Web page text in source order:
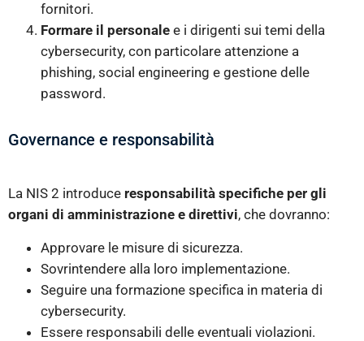
fornitori.
Formare il personale e i dirigenti sui temi della
cybersecurity, con particolare attenzione a
phishing, social engineering e gestione delle
password.
Governance e responsabilità
La NIS 2 introduce responsabilità specifiche per gli
organi di amministrazione e direttivi, che dovranno:
Approvare le misure di sicurezza.
Sovrintendere alla loro implementazione.
Seguire una formazione specifica in materia di
cybersecurity.
Essere responsabili delle eventuali violazioni.